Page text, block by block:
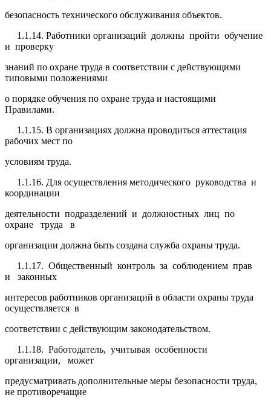
безопасность технического обслуживания объектов.
1.1.14. Работники организаций должны пройти обучение
и проверку
знаний по охране труда в соответствии с действующими
типовыми положениями
о порядке обучения по охране труда и настоящими
Правилами.
1.1.15. В организациях должна проводиться аттестация
рабочих мест по
условиям труда.
1.1.16. Для осуществления методического руководства и
координации
деятельности подразделений и должностных лиц по
охране труда в
организации должна быть создана служба охраны труда.
1.1.17. Общественный контроль за соблюдением прав
и законных
интересов работников организаций в области охраны труда
осуществляется в
соответствии с действующим законодательством.
1.1.18. Работодатель, учитывая особенности
организации, может
предусматривать дополнительные меры безопасности труда,
не противоречащие